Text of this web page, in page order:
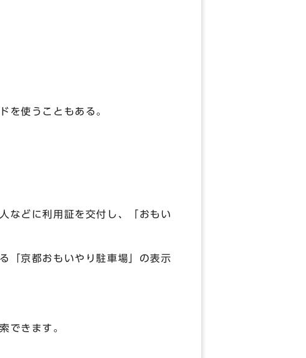
使うこともある。
などに利用証を交付し、「おもい
「京都おもいやり駐車場」の表示
できます。